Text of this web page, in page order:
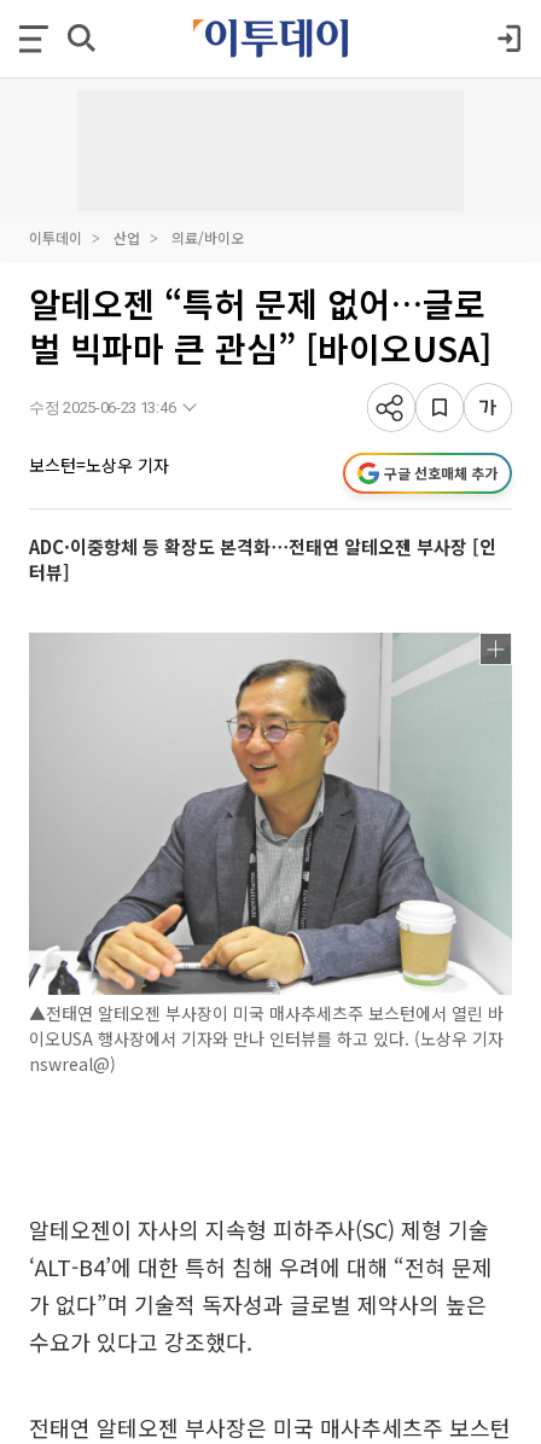
이투데이 산업 의료/바이오
알테오젠 “특허 문제 없어…글로
벌 빅파마 큰 관심” [바이오USA]
수정 2025-06-23 13:46
보스턴=노상우 기자 구글 선호매체 추가
ADC·이중항체 등 확장도 본격화⋯전태연 알테오젠 부사장 [인
터뷰]
▲전태연 알테오젠 부사장이 미국 매사추세츠주 보스턴에서 열린 바
이오USA 행사장에서 기자와 만나 인터뷰를 하고 있다. (노상우 기자
nswreal@)
알테오젠이 자사의 지속형 피하주사(SC) 제형 기술
‘ALT-B4’에 대한 특허 침해 우려에 대해 “전혀 문제
가 없다”며 기술적 독자성과 글로벌 제약사의 높은
수요가 있다고 강조했다.
전태연 알테오젠 부사장은 미국 매사추세츠주 보스턴